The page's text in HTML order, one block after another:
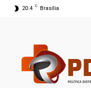
20.4 C Brasília